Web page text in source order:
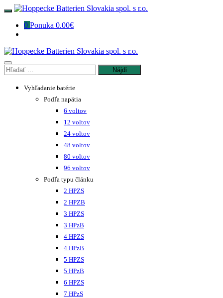
Preskočiť
obsah
0 Ponuka 0.00€
Hľadať:
Vyhľadanie batérie
Podľa napätia
6 voltov
12 voltov
24 voltov
48 voltov
80 voltov
96 voltov
Podľa typu článku
2 HPZS
2 HPZB
3 HPZS
3 HPzB
4 HPZS
4 HPzB
5 HPZS
5 HPzB
6 HPZS
7 HPzS